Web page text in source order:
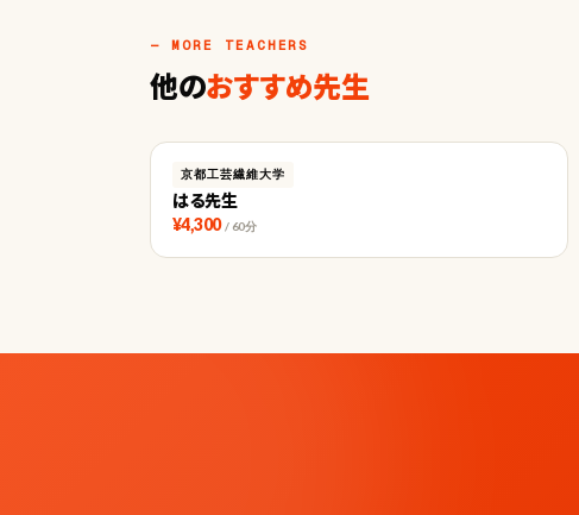
— MORE TEACHERS
他のおすすめ先生
京都工芸繊維大学
はる先生
¥4,300 / 60分